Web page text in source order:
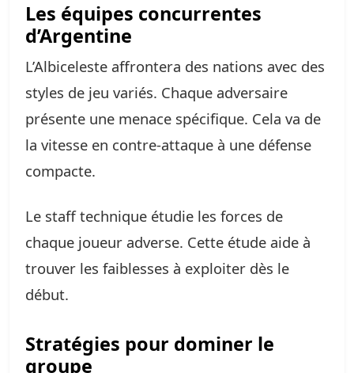
Les équipes concurrentes
d’Argentine
L’Albiceleste affrontera des nations avec des
styles de jeu variés. Chaque adversaire
présente une menace spécifique. Cela va de
la vitesse en contre-attaque à une défense
compacte.
Le staff technique étudie les forces de
chaque joueur adverse. Cette étude aide à
trouver les faiblesses à exploiter dès le
début.
Stratégies pour dominer le
groupe